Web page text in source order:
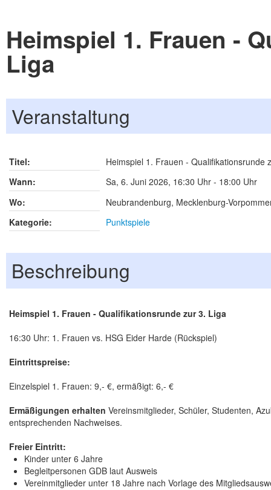
Heimspiel 1. Frauen -
Liga
Veranstaltung
Titel:
Heimspiel 1. Frauen - Qualifikationsrunde
Wann:
Sa, 6. Juni 2026, 16:30 Uhr - 18:00 Uhr
Wo:
Neubrandenburg, Mecklenburg-
Kategorie:
Punktspiele
Beschreibung
Heimspiel 1. Frauen - Qualifikationsrunde zur 3. Liga
16:30 Uhr: 1. Frauen vs. HSG Eider Harde (Rückspiel)
Eintrittspreise:
Einzelspiel 1. Frauen: 9,- €, ermäßigt: 6,- €
Ermäßigungen erhalten Vereinsmitglieder, Schüler, Studenten,
entsprechenden Nachweises.
Freier Eintritt:
Kinder unter 6 Jahre
Begleitpersonen GDB laut Ausweis
Vereinmitglieder unter 18 Jahre nach Vorlage des